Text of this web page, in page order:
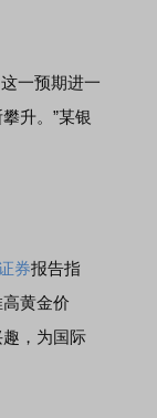
一预期进一
升。”某银
券报告指
黄金价
，为国际